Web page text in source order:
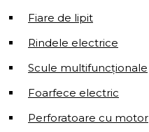
Fiare de lipit
Rindele electrice
Scule multifuncționale
Foarfece electric
Perforatoare cu motor